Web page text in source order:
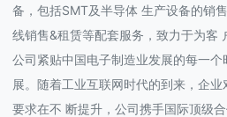
备，包括SMT及半导体 生产设备的销
线销售&租赁等配套服务，致力于为客
公司紧贴中国电子制造业发展的每一
展。随着工业互联网时代的到来，企
要求在不 断提升，公司携手国际顶级